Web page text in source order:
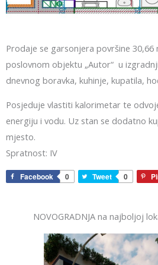
Prodaje se garsonjera površine 30,66
poslovnom objektu „Autor“ u
dnevnog boravka, kuhinje, kupatila,
Posjeduje vlastiti kalorimetar te
energiju i vodu. Uz stan se dodatno
mjesto.
Spratnost: IV
Facebook 0 Tweet 0
NOVOGRADNJA na najboljoj